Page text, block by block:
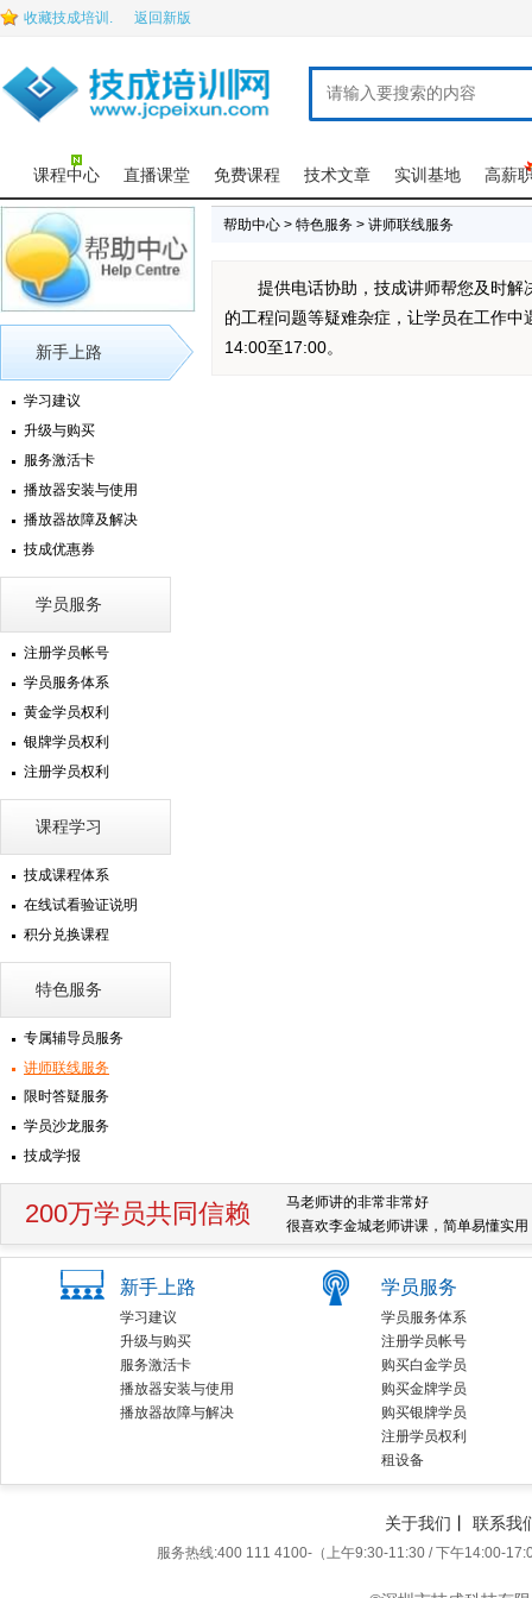
收藏技成培训. 返回新版
课程中心 直播课堂 免费课程 技术文章 实训基地 高薪
新手上路
学习建议
升级与购买
服务激活卡
播放器安装与使用
播放器故障及解决
技成优惠券
学员服务
注册学员帐号
学员服务体系
黄金学员权利
银牌学员权利
注册学员权利
课程学习
技成课程体系
在线试看验证说明
积分兑换课程
特色服务
专属辅导员服务
讲师联线服务
限时答疑服务
学员沙龙服务
技成学报
帮助中心 > 特色服务 > 讲师联线服务
提供电话协助，技成讲师帮您及时
的工程问题等疑难杂症，让学员在工作
14:00至17:00。
200万学员共同信赖
马老师讲的非常非常好
很喜欢李金城老师讲课，简单易懂实
"听梁智斌老师讲课很舒服，耐心细致
中心培训了，浪费钱...
梁老师讲课很精彩，谢谢！
老师讲得很认真，很有责任感。
很好的基础课，赞一个
新手，老师讲的很好。谢谢。
我是90年毕业的专科生,从事机电工
谢谢阳老师！谢谢技成！
电工基础 嗯嗯不错哦！就连最简单的
通过技成培训教学。我学到了很多以
校越办越好，能让更多...
技成培训是我学习的好朋友，李老师
欢;梁老师讲得也很精...
新手上路
学习建议
升级与购买
服务激活卡
播放器安装与使用
播放器故障与解决
学员服务
学员服务体系
注册学员帐号
购买白金学员
购买金牌学员
购买银牌学员
注册学员权利
租设备
关于我们 联系我
服务热线:400 111 4100-（上午9:30-11:30 / 下午14:00-